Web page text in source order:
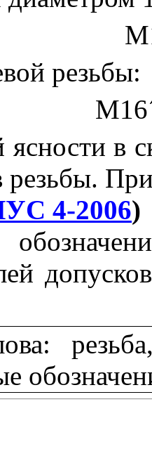
резьбы:
M16
в
резьбы.
4-2006)